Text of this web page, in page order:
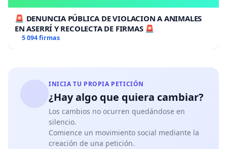
🚨 DENUNCIA PÚBLICA DE VIOLACION A ANIMALES
EN ASERRÍ Y RECOLECTA DE FIRMAS 🚨
5 094 firmas
INICIA TU PROPIA PETICIÓN
¿Hay algo que quiera cambiar?
Los cambios no ocurren quedándose en
silencio.
Comience un movimiento social mediante la
creación de una petición.